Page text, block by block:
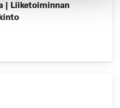
| Liiketoiminnan